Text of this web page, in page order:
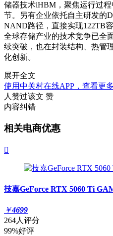
储器技术iHBM，聚焦运行过
节。另有企业依托自主研发的
NAND路径，直接实现122TB
全球存储产业的技术竞争已全
续突破，也在封装结构、热管
化创新。
展开全文
使用中关村在线APP，查看更
人赞过该文 赞
内容纠错
相关电商优惠

技嘉GeForce RTX 5060 Ti
￥4699
264人评分
99%好评